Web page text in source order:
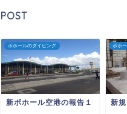
ボホールのダイビング
新ボホール空港の報告１
ボホ
新規